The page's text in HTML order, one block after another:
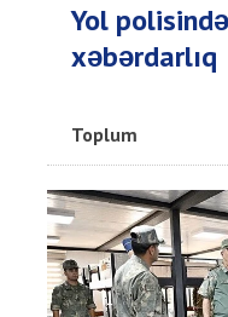
Yol
xəbərdarlıq
Toplum